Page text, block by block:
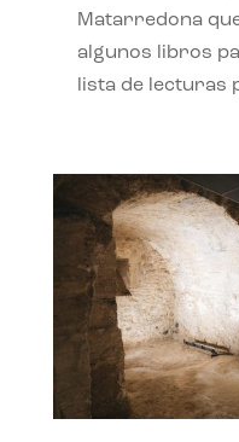
Matarredona
algunos libros
lista de lecturas